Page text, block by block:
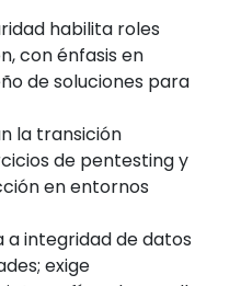
habilita roles
con énfasis en
de soluciones para
la transición
de pentesting y
en entornos
a integridad de datos
exige